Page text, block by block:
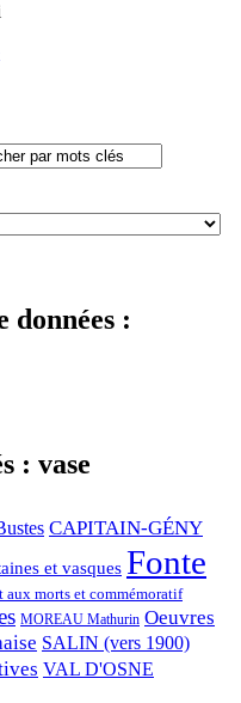
données :
: vase
CAPITAIN-GÉNY
et vasques Fonte
aux morts et commémoratif
MOREAU Mathurin Oeuvres
SALIN (vers 1900)
VAL D'OSNE